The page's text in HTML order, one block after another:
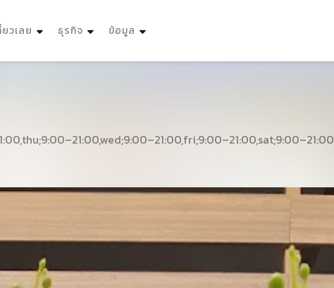
ยวเลย ธุรกิจ ข้อมูล